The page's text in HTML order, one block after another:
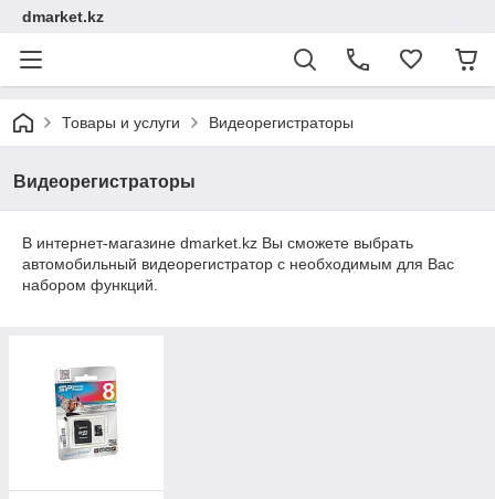
dmarket.kz
Товары и услуги Видеорегистраторы
Видеорегистраторы
В интернет-магазине dmarket.kz Вы сможете выбрать
автомобильный видеорегистратор с необходимым для Вас
набором функций.